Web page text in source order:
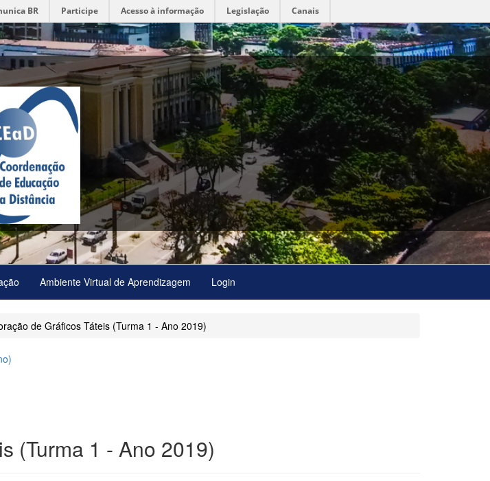
BR Participe Acesso à informação Legislação Canais
Ambiente Virtual de Aprendizagem Login
de Gráficos Táteis (Turma 1 - Ano 2019)
(Turma 1 - Ano 2019)